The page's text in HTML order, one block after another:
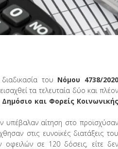
του Νόμου 4738/2020
τα τελευταία δύο και πλέον
και Φορείς Κοινωνικής
υπέβαλαν αίτηση στο προϊσχύσαν
στις ευνοϊκές διατάξεις του
σε 120 δόσεις, είτε δεν